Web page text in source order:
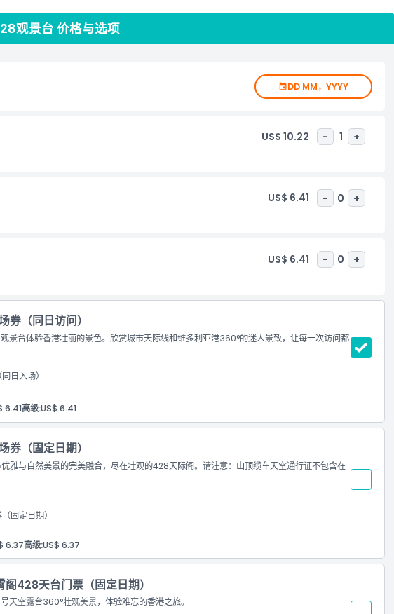
验，是香港必游景点。
观景台 价格与选项
DD MM，YYYY
US$ 10.22 - 1 +
US$ 6.41 - 0 +
US$ 6.41 - 0 +
（同日访问）
景台体验香港壮丽的景色。欣赏城市天际线和维多利亚港360°的迷人景致，让每一次访问都
日入场）
6.41高级:US$ 6.41
（固定日期）
雅与自然美景的完美融合，尽在壮观的428天际阁。请注意：山顶缆车天空通行证不包含在
固定日期）
前预订明日或未来日期的门票，且不适用于当天预订。
6.37高级:US$ 6.37
428天台门票（固定日期）
天空露台360°壮观美景，体验难忘的香港之旅。